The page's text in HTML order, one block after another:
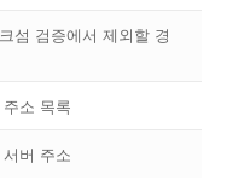
섬 검증에서 제외할 경
소 목록
버 주소